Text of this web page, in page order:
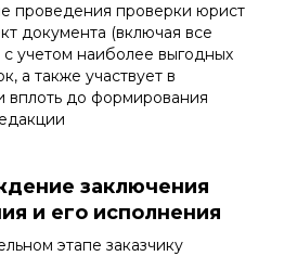
проведения проверки юрист
документа (включая все
учетом наиболее выгодных
а также участвует в
вплоть до формирования
заключения
и его исполнения
этапе заказчику